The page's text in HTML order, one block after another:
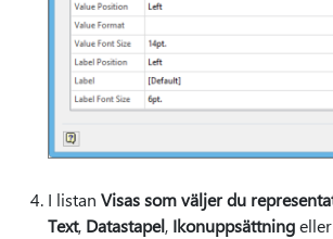
I listan Visas som väljer du
Text, Datastapel, Ikonuppsättningeller